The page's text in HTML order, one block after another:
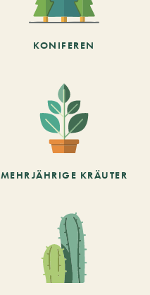
KONIFEREN
MEHRJÄHRIGE KRÄUTER